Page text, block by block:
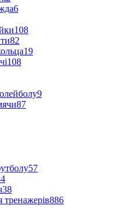
6
108
82
19
108
9
87
57
38
тренажерів886